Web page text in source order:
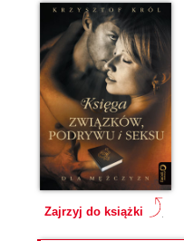
Zajrzyj do książki